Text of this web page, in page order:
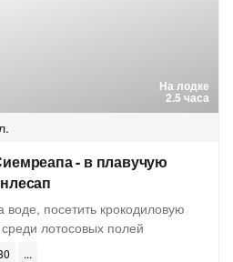
На лодке
2.5 часа
- в плавучую
посетить крокодиловую
лотосовых полей